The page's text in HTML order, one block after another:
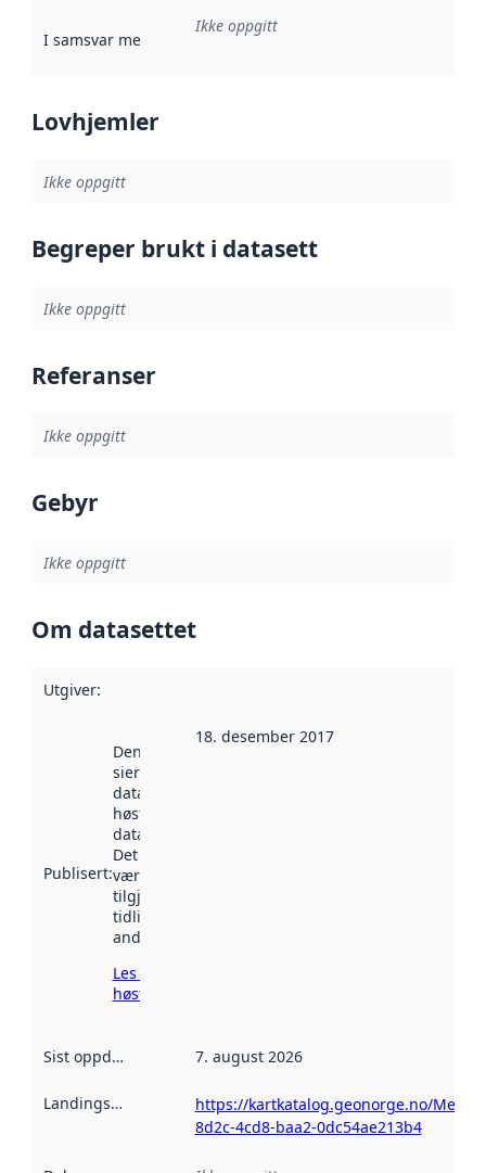
I samsvar med Referanse til en implementasjonsregel
Ikke oppgitt
Lovhjemler
Ikke oppgitt
Begreper brukt i datasett
Ikke oppgitt
Referanser
Ikke oppgitt
Gebyr
Ikke oppgitt
Om datasettet
Utgiver:
Publisert:
Denne datoen
sier når
datasettet ble
høstet av
data.norge.no.
Det kan ha
vært
tilgjengelig
tidligere
andre steder.
Les mer om
høsting her
18. desember 2017
Sist oppdatert 7. august 2026
Landingsside
https://kartkatalog.geonorge.no/
8d2c-4cd8-baa2-0dc54ae213b4